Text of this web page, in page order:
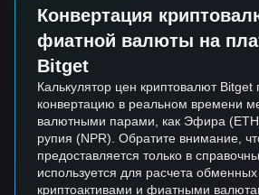
Конвертация
фиатной валюты на
Bitget
Калькулятор цен криптовалют Bitget
конвертацию в реальном времени
валютными парами, как Эфира
рупия (NPR). Обратите внимание,
предоставляется только в
используется для расчета
криптоактивами и фиатными